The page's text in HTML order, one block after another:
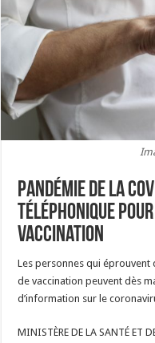
Pandémie de la
téléphonique
vaccination
Les personnes qui
de vaccination peuvent dès
d’information sur le
MINISTÈRE DE LA SANTÉ ET